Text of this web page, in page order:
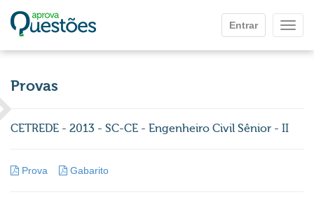
Entrar
Provas
CETREDE - 2013 - SC-CE - Engenheiro Civil Sênior - II
Prova Gabarito